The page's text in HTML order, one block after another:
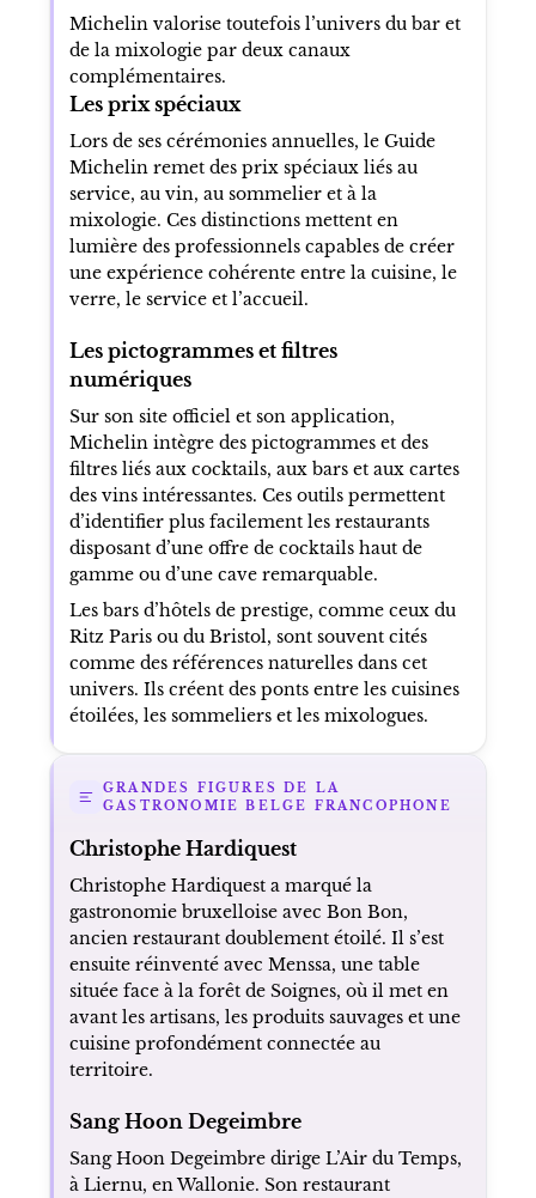
Michelin valorise toutefois l’univers du bar et
de la mixologie par deux canaux
complémentaires.
Les prix spéciaux
Lors de ses cérémonies annuelles, le Guide
Michelin remet des prix spéciaux liés au
service, au vin, au sommelier et à la
mixologie. Ces distinctions mettent en
lumière des professionnels capables de créer
une expérience cohérente entre la cuisine, le
verre, le service et l’accueil.
Les pictogrammes et filtres
numériques
Sur son site officiel et son application,
Michelin intègre des pictogrammes et des
filtres liés aux cocktails, aux bars et aux cartes
des vins intéressantes. Ces outils permettent
d’identifier plus facilement les restaurants
disposant d’une offre de cocktails haut de
gamme ou d’une cave remarquable.
Les bars d’hôtels de prestige, comme ceux du
Ritz Paris ou du Bristol, sont souvent cités
comme des références naturelles dans cet
univers. Ils créent des ponts entre les cuisines
étoilées, les sommeliers et les mixologues.
GRANDES FIGURES DE LA
GASTRONOMIE BELGE FRANCOPHONE
Christophe Hardiquest
Christophe Hardiquest a marqué la
gastronomie bruxelloise avec Bon Bon,
ancien restaurant doublement étoilé. Il s’est
ensuite réinventé avec Menssa, une table
située face à la forêt de Soignes, où il met en
avant les artisans, les produits sauvages et une
cuisine profondément connectée au
territoire.
Sang Hoon Degeimbre
Sang Hoon Degeimbre dirige L’Air du Temps,
à Liernu, en Wallonie. Son restaurant